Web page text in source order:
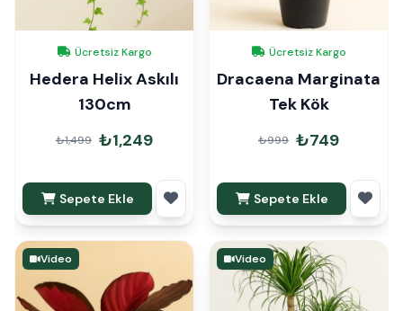
Ücretsiz Kargo
Hedera Helix Askılı
130cm
₺1,499 ₺1,249
Sepete Ekle
Ücretsiz Kargo
Dracaena Marginata
Tek Kök
₺999 ₺749
Sepete Ekle
Video Video